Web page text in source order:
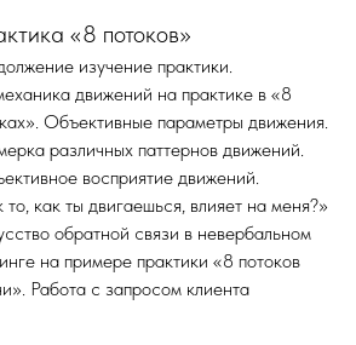
«8 потоков»
изучение практики.
движений на практике в «8
». Объективные параметры движения.
различных паттернов движений.
восприятие движений.
то, как ты двигаешься, влияет на меня?»
обратной связи в невербальном
на примере практики «8 потоков
Работа с запросом клиента